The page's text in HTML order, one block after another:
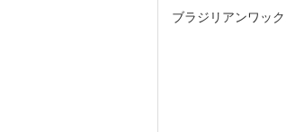
ブラジリアンワッ